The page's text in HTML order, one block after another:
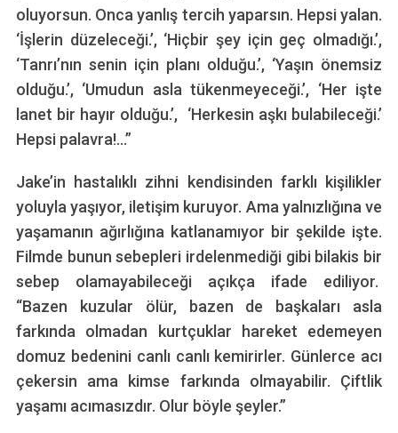
oluyorsun. Onca yanlış tercih yaparsın. Hepsi yalan.
‘İşlerin düzeleceği.’, ‘Hiçbir şey için geç olmadığı.’,
‘Tanrı’nın senin için planı olduğu.’, ‘Yaşın önemsiz
olduğu.’, ‘Umudun asla tükenmeyeceği.’, ‘Her işte
lanet bir hayır olduğu.’, ‘Herkesin aşkı bulabileceği.’
Hepsi palavra!…”
Jake’in hastalıklı zihni kendisinden farklı kişilikler
yoluyla yaşıyor, iletişim kuruyor. Ama yalnızlığına ve
yaşamanın ağırlığına katlanamıyor bir şekilde işte.
Filmde bunun sebepleri irdelenmediği gibi bilakis bir
sebep olamayabileceği açıkça ifade ediliyor.
“Bazen kuzular ölür, bazen de başkaları asla
farkında olmadan kurtçuklar hareket edemeyen
domuz bedenini canlı canlı kemirirler. Günlerce acı
çekersin ama kimse farkında olmayabilir. Çiftlik
yaşamı acımasızdır. Olur böyle şeyler.”